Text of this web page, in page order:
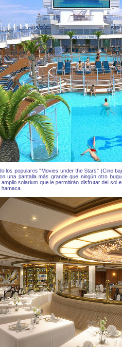
los populares "Movies under the Stars" (Cine
una pantalla más grande que ningún otro
solarium que le permitirán disfrutar del sol
hamaca.